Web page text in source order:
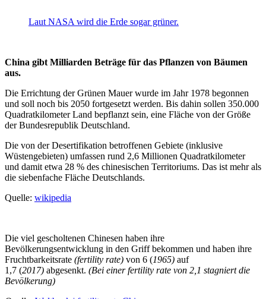
Laut NASA wird die Erde sogar grüner.
China gibt Milliarden Beträge für das Pflanzen von Bäumen
aus.
Die Errichtung der Grünen Mauer wurde im Jahr 1978 begonnen
und soll noch bis 2050 fortgesetzt werden. Bis dahin sollen 350.000
Quadratkilometer Land bepflanzt sein, eine Fläche von der Größe
der Bundesrepublik Deutschland.
Die von der Desertifikation betroffenen Gebiete (inklusive
Wüstengebieten) umfassen rund 2,6 Millionen Quadratkilometer
und damit etwa 28 % des chinesischen Territoriums. Das ist mehr als
die siebenfache Fläche Deutschlands.
Quelle: wikipedia
Die viel gescholtenen Chinesen haben ihre
Bevölkerungsentwicklung in den Griff bekommen und haben ihre
Fruchtbarkeitsrate (fertility rate) von 6 (1965) auf
1,7 (2017) abgesenkt. (Bei einer fertility rate von 2,1 stagniert die
Bevölkerung)